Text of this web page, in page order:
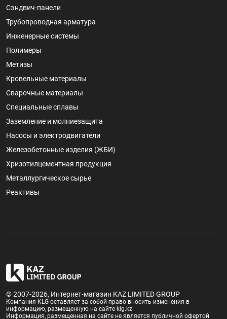
Сэндвич-панели
Трубопроводная арматура
Инженерные системы
Полимеры
Метизы
Кровельные материалы
Сварочные материалы
Специальные сплавы
Заземление и молниезащита
Насосы и электродвигатели
Железобетонные изделия (ЖБИ)
Хризотилцементная продукция
Металлургическое сырье
Реактивы
© 2007-2026, Интернет-магазин KAZ LIMITED GROUP
Компания KLG оставляет за собой право вносить изменения в
информацию, размещенную на сайте klg.kz
Информация, размещенная на сайте не является публичной офертой